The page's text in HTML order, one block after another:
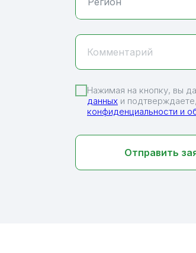
Комментарий
Нажимая на кнопку, вы
данных и
конфиденциальности и
Отправить